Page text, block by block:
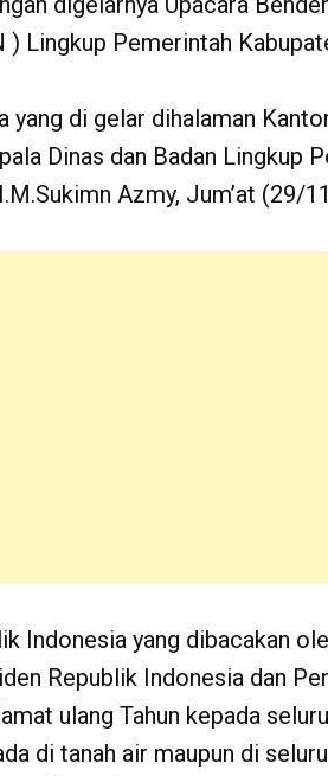
Lingkup Pemerintah
yang di gelar dihalaman
Dinas dan Badan Lingkup
Azmy, Jum’at (29/
Indonesia yang dibacakan
Republik Indonesia dan
ulang Tahun kepada
di tanah air maupun di